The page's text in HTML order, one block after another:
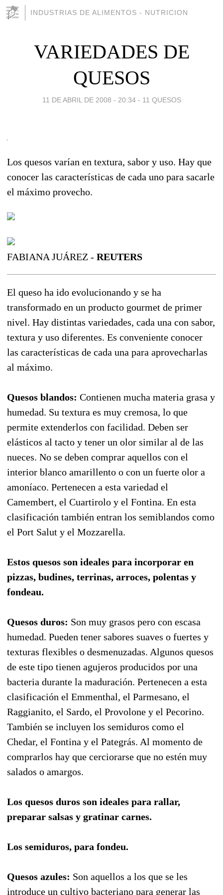
INDUSTRIAS DE ALIMENTOS - NUTRICION
VARIEDADES DE
QUESOS
11 DE ABRIL DE 2008 - 20:34 - 11 QUESOS
Los quesos varían en textura, sabor y uso. Hay que
conocer las características de cada uno para sacarle
el máximo provecho.
FABIANA JUÁREZ - REUTERS
El queso ha ido evolucionando y se ha
transformado en un producto gourmet de primer
nivel. Hay distintas variedades, cada una con sabor,
textura y uso diferentes. Es conveniente conocer
las características de cada una para aprovecharlas
al máximo.
Quesos blandos: Contienen mucha materia grasa y
humedad. Su textura es muy cremosa, lo que
permite extenderlos con facilidad. Deben ser
elásticos al tacto y tener un olor similar al de las
nueces. No se deben comprar aquellos con el
interior blanco amarillento o con un fuerte olor a
amoníaco. Pertenecen a esta variedad el
Camembert, el Cuartirolo y el Fontina. En esta
clasificación también entran los semiblandos como
el Port Salut y el Mozzarella.
Estos quesos son ideales para incorporar en
pizzas, budines, terrinas, arroces, polentas y
fondeau.
Quesos duros: Son muy grasos pero con escasa
humedad. Pueden tener sabores suaves o fuertes y
texturas flexibles o desmenuzadas. Algunos quesos
de este tipo tienen agujeros producidos por una
bacteria durante la maduración. Pertenecen a esta
clasificación el Emmenthal, el Parmesano, el
Raggianito, el Sardo, el Provolone y el Pecorino.
También se incluyen los semiduros como el
Chedar, el Fontina y el Pategrás. Al momento de
comprarlos hay que cerciorarse que no estén muy
salados o amargos.
Los quesos duros son ideales para rallar,
preparar salsas y gratinar carnes.
Los semiduros, para fondeu.
Quesos azules: Son aquellos a los que se les
introduce un cultivo bacteriano para generar las